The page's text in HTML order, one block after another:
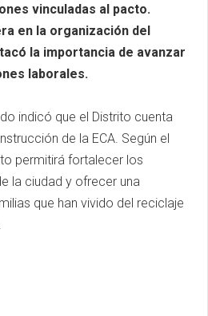
vinculadas al pacto.
en la organización del
la importancia de avanzar
laborales.
indicó que el Distrito cuenta
de la ECA. Según el
permitirá fortalecer los
la ciudad y ofrecer una
que han vivido del reciclaje